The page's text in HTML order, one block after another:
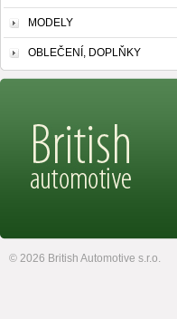
MODELY
OBLEČENÍ, DOPLŇKY
© 2026 British Automotive s.r.o.